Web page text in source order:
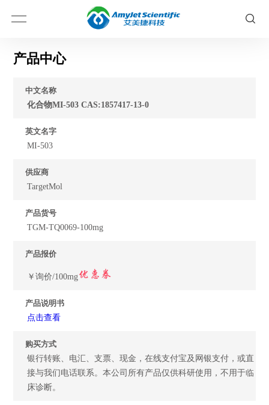
产品中心
中文名称
化合物MI-503 CAS:1857417-13-0
英文名字
MI-503
供应商
TargetMol
产品货号
TGM-TQ0069-100mg
产品报价
￥询价/100mg
产品说明书
点击查看
购买方式
银行转账、电汇、支票、现金，在线支付宝及网银支付，或直
接与我们电话联系。本公司所有产品仅供科研使用，不用于临
床诊断。